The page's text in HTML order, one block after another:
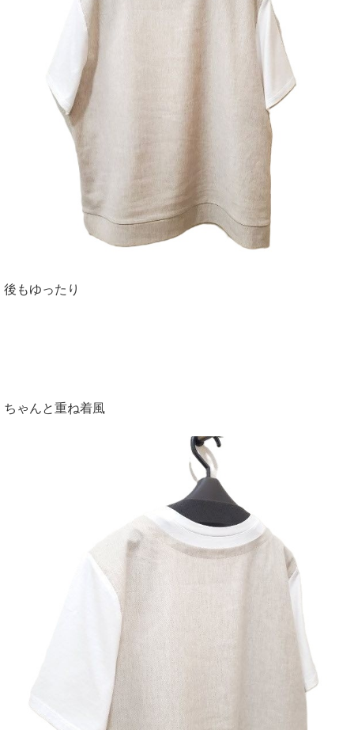
後もゆったり
ちゃんと重ね着風